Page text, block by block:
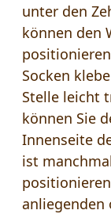
unter den
können den
Socken
Stelle leicht
können Sie
Innenseite
ist
anliegenden